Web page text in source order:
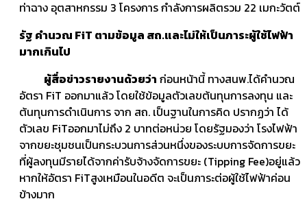
ท่าฉาง อุตสาหกรรม 3 โครงการ กำลังการผลิตรวม 22 เมกะวัตต์
รัฐ คำนวณ FiT ตามข้อมูล สถ.และไม่ให้เป็นภาระผู้ใช้ไฟฟ้า
มากเกินไป
ผู้สื่อข่าวรายงานด้วยว่า ก่อนหน้านี้ ทางสนพ.ได้คำนวณ
อัตรา FiT ออกมาแล้ว โดยใช้ข้อมูลตัวเลขต้นทุนการลงทุน และ
ต้นทุนการดำเนินการ จาก สถ. เป็นฐานในการคิด ปรากฏว่า ได้
ตัวเลข FiTออกมาไม่ถึง 2 บาทต่อหน่วย โดยรัฐมองว่า โรงไฟฟ้า
จากขยะชุมชนเป็นกระบวนการส่วนหนึ่งของระบบการจัดการขยะ
ที่ผู้ลงทุนมีรายได้จากค่ารับจ้างจัดการขยะ (Tipping Fee)​อยู่แล้ว
หากให้อัตรา FiTสูงเหมือนในอดีต จะเป็นภาระต่อผู้ใช้ไฟฟ้าค่อน
ข้างมาก